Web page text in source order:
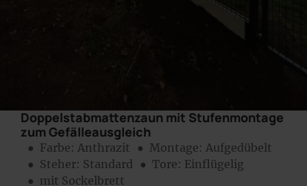
Doppelstabmattenzaun mit Stufenmontage
zum Gefälleausgleich
● Farbe: Anthrazit ● Montage: Aufgedübelt
● Steher: Standard
● Tore: Einflügelig
● mit Sockelbrett